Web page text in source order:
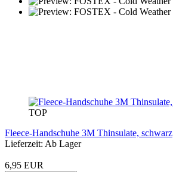
TOP
Fleece-Handschuhe 3M Thinsulate, schwarz
Lieferzeit: Ab Lager
6,95 EUR